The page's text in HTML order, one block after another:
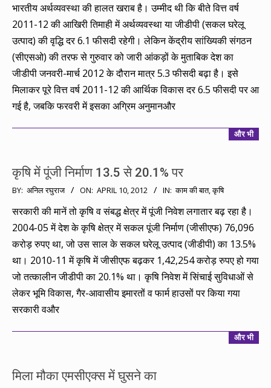
31
भारतीय अर्थव्यवस्था की हालत खराब है। उम्मीद थी कि बीते वित्त वर्ष
2011-12 की आखिरी तिमाही में अर्थव्यवस्था या जीडीपी (सकल घरेलू
उत्पाद) की वृद्धि दर 6.1 फीसदी रहेगी। लेकिन केंद्रीय सांख्यिकी संगठन
(सीएसओ) की तरफ से गुरुवार को जारी आंकड़ों के मुताबिक देश का
जीडीपी जनवरी-मार्च 2012 के दौरान मात्र 5.3 फीसदी बढ़ा है। इसे
मिलाकर पूरे वित्त वर्ष 2011-12 की आर्थिक विकास दर 6.5 फीसदी पर आ
गई है, जबकि फरवरी में इसका अग्रिम अनुमानऔर
और भी
कृषि में पूंजी निर्माण 13.5 से 20.1% पर
2012-
10
BY: अनिल रघुराज ON: APRIL 10, 2012 IN: काम की बात,कृषि
सरकारी की मानें तो कृषि व संबद्ध क्षेत्र में पूंजी निवेश लगातार बढ़ रहा है।
2004-05 में देश के कृषि क्षेत्र में सकल पूंजी निर्माण (जीसीएफ) 76,096
करोड़ रुपए था, जो उस साल के सकल घरेलू उत्पाद (जीडीपी) का 13.5%
था। 2010-11 में कृषि में जीसीएफ बढ़कर 1,42,254 करोड़ रुपए हो गया
जो तत्कालीन जीडीपी का 20.1% था। कृषि निवेश में सिंचाई सुविधाओं से
लेकर भूमि विकास, गैर-आवासीय इमारतों व फार्म हाउसों पर किया गया
सरकारी वऔर
और भी
मिला मौका एमसीएक्स में घुसने का